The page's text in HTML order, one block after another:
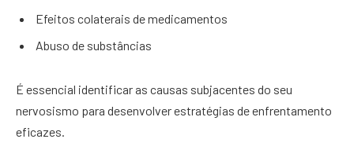
Efeitos colaterais de medicamentos
Abuso de substâncias
É essencial identificar as causas subjacentes do seu
nervosismo para desenvolver estratégias de enfrentamento
eficazes.